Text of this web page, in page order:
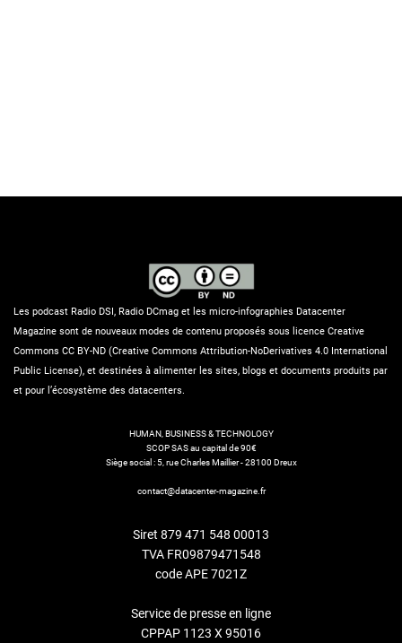
Les podcast Radio DSI, Radio DCmag et les micro-infographies Datacenter
Magazine sont de nouveaux modes de contenu proposés sous licence Creative
Commons CC BY-ND (Creative Commons Attribution-NoDerivatives 4.0 International
Public License), et destinées à alimenter les sites, blogs et documents produits par
et pour l’écosystème des datacenters.
HUMAN, BUSINESS & TECHNOLOGY
SCOP SAS au capital de 90€
Siège social : 5, rue Charles Maillier - 28100 Dreux
contact@datacenter-magazine.fr
Siret 879 471 548 00013
TVA FR09879471548
code APE 7021Z
Service de presse en ligne
CPPAP 1123 X 95016